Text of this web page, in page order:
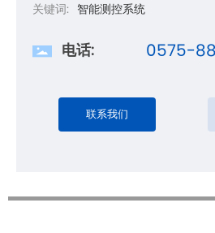
关键词: 智能测控系统
电话: 0575-
联系我们